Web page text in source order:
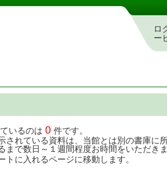
・予約システム
ロ
ー
いるのは 0 件です。
れている資料は、当館とは別の書庫に
で数日～１週間程度お時間をいただきま
トに入れるページに移動します。